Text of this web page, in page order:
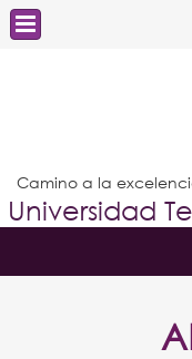
Camino a la
Universidad